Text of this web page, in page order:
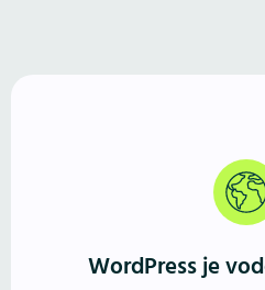
WordPress je
Više od 40% sajtova
potvrđeno, fleksibilno i
veće sisteme i